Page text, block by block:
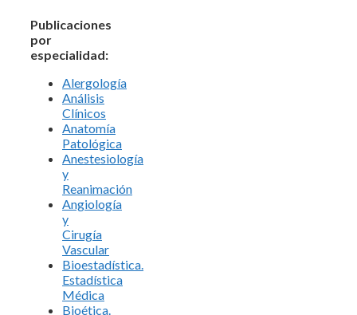
Publicaciones
por
especialidad:
Alergología
Análisis
Clínicos
Anatomía
Patológica
Anestesiología
y
Reanimación
Angiología
y
Cirugía
Vascular
Bioestadística.
Estadística
Médica
Bioética.